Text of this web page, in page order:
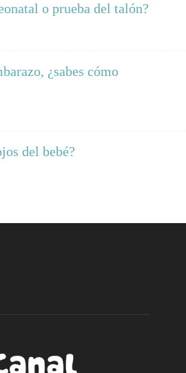
o prueba del talón?
¿sabes cómo
del bebé?